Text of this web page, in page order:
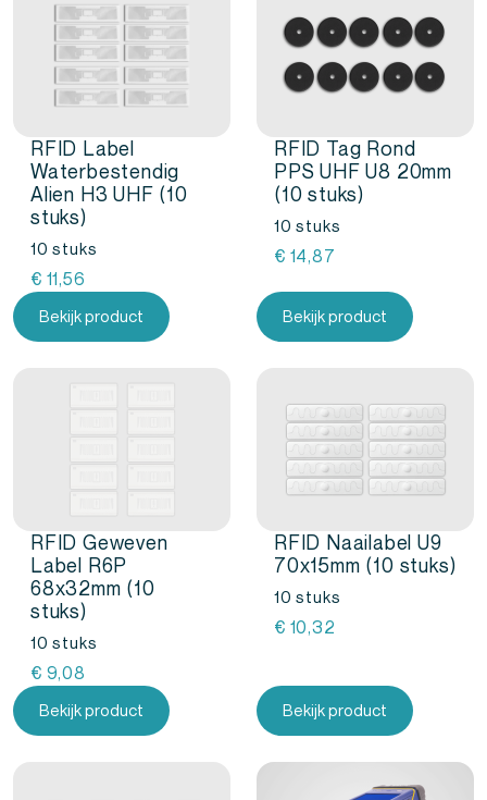
RFID Label
Waterbestendig
Alien H3 UHF (10
stuks)
10 stuks
€ 11,56
Bekijk product
RFID Tag Rond
PPS UHF U8 20mm
(10 stuks)
10 stuks
€ 14,87
Bekijk product
RFID Geweven
Label R6P
68x32mm (10
stuks)
10 stuks
€ 9,08
Bekijk product
RFID Naailabel U9
70x15mm (10 stuks)
10 stuks
€ 10,32
Bekijk product